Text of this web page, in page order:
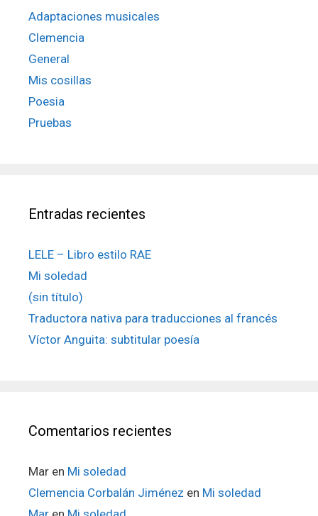
Adaptaciones musicales
Clemencia
General
Mis cosillas
Poesia
Pruebas
Entradas recientes
LELE – Libro estilo RAE
Mi soledad
(sin título)
Traductora nativa para traducciones al francés
Víctor Anguita: subtitular poesía
Comentarios recientes
Mar en Mi soledad
Clemencia Corbalán Jiménez en Mi soledad